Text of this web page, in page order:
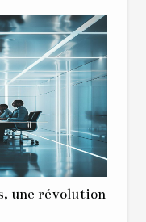
une révolution